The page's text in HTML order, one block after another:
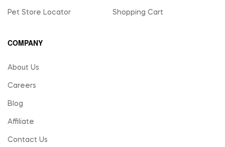
Pet Store Locator Shopping Cart
COMPANY
About Us
Careers
Blog
Affiliate
Contact Us